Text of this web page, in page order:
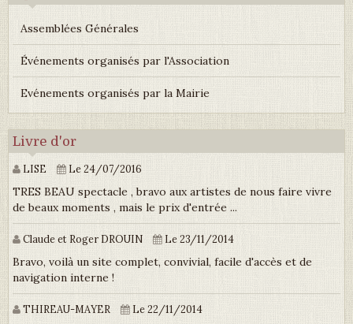
Assemblées Générales
Événements organisés par l'Association
Evénements organisés par la Mairie
Livre d'or
LISE Le 24/07/2016
TRES BEAU spectacle , bravo aux artistes de nous faire vivre
de beaux moments , mais le prix d'entrée ...
Claude et Roger DROUIN Le 23/11/2014
Bravo, voilà un site complet, convivial, facile d'accès et de
navigation interne !
THIREAU-MAYER Le 22/11/2014